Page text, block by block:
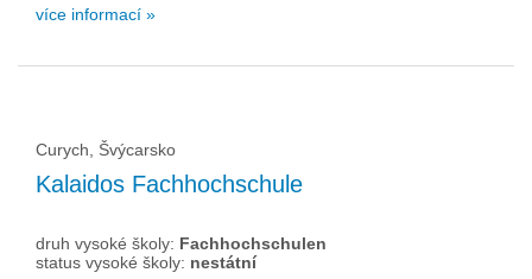
více informací »
Curych, Švýcarsko
Kalaidos Fachhochschule
druh vysoké školy: Fachhochschulen
status vysoké školy: nestátní